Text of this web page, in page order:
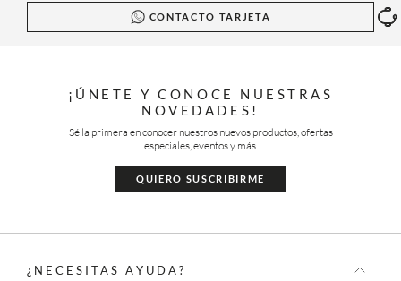
CONTACTO TARJETA
¡ÚNETE Y CONOCE NUESTRAS
NOVEDADES!
Sé la primera en conocer nuestros nuevos productos, ofertas
especiales, eventos y más.
QUIERO SUSCRIBIRME
¿NECESITAS AYUDA?